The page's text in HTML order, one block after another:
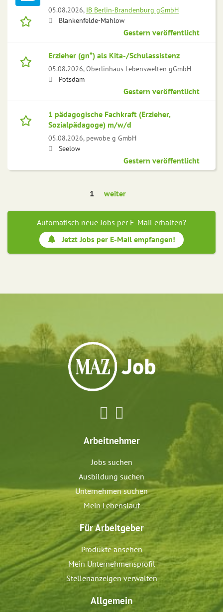
05.08.2026, IB Berlin-Brandenburg gGmbH
Blankenfelde-Mahlow
Gestern veröffentlicht
Erzieher (gn*) als Kita-/Schulassistenz
05.08.2026,Oberlinhaus Lebenswelten gGmbH
Potsdam
Gestern veröffentlicht
1 pädagogische Fachkraft (Erzieher,
Sozialpädagoge) m/w/d
05.08.2026, pewobe g GmbH
Seelow
Gestern veröffentlicht
1 weiter
Automatisch neue Jobs per E-Mail erhalten?
Jetzt Jobs per E-Mail empfangen!
Arbeitnehmer
Jobs suchen
Ausbildung suchen
Unternehmen suchen
Mein Lebenslauf
Für Arbeitgeber
Produkte ansehen
Mein Unternehmensprofil
Stellenanzeigen verwalten
Allgemein